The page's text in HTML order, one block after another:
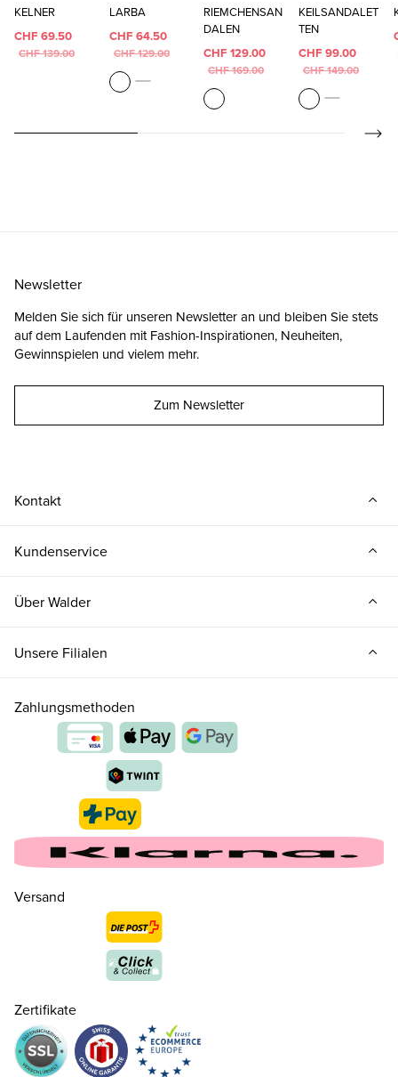
KELNER
CHF 69.50
CHF 139.00
LARBA
CHF 64.50
CHF 129.00
RIEMCHENSAN
DALEN
CHF 129.00
CHF 169.00
KEILSANDALET
TEN
CHF 99.00
CHF 149.00
Kontakt
Kundenservice
Über Walder
Unsere Filialen
Newsletter
Melden Sie sich für unseren Newsletter an und bleiben Sie stets
auf dem Laufenden mit Fashion-Inspirationen, Neuheiten,
Gewinnspielen und vielem mehr.
Zum Newsletter
Zahlungsmethoden
Versand
Zertifikate